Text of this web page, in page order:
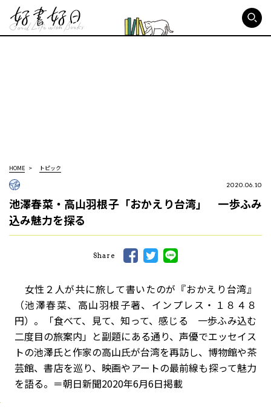
HOME トピック
2020.06.10
池澤春菜・高山羽根子「おかえり台湾」 一歩ふみ
込み魅力を探る
Share
女性２人が共に旅して書いたのが『おかえり台湾』
（池澤春菜、高山羽根子著、インプレス・１８４８
円）。「食べて、見て、知って、感じる 一歩ふみ込む
二度目の旅案内」と副題にある通り、声優でエッセイス
トの池澤氏と作家の高山氏が台湾を再訪し、博物館や茶
芸館、書店を巡り、映画やアートの最前線も探って魅力
を語る。＝朝日新聞2020年6月6日掲載